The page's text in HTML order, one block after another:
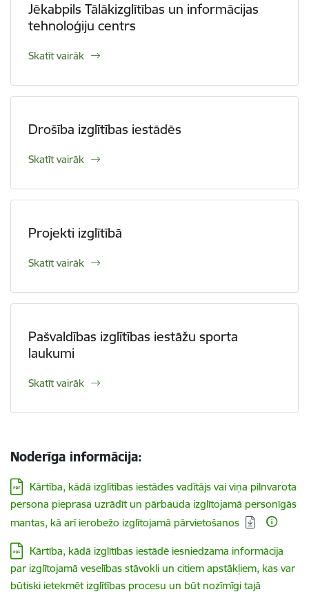
Jēkabpils Tālākizglītības un informācijas
tehnoloģiju centrs
Skatīt vairāk
Drošība izglītības iestādēs
Skatīt vairāk
Projekti izglītībā
Skatīt vairāk
Pašvaldības izglītības iestāžu sporta
laukumi
Skatīt vairāk
Noderīga informācija:
Lejupielādēt:
Kārtība, kādā izglītības iestādes vadītājs vai viņa pilnvarota
persona pieprasa uzrādīt un pārbauda izglītojamā personīgās
mantas, kā arī ierobežo izglītojamā pārvietošanos
Lejupielādēt:
Kārtība, kādā izglītības iestādē iesniedzama informācija
par izglītojamā veselības stāvokli un citiem apstākļiem, kas var
būtiski ietekmēt izglītības procesu un būt nozīmīgi tajā